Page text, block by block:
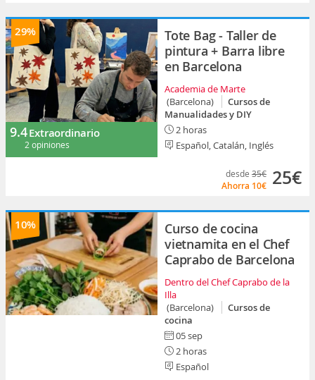
29%
9.4Extraordinario
2 opiniones
Tote Bag - Taller de
pintura + Barra libre
en Barcelona
Academia de Marte
(Barcelona)
Cursos de
Manualidades y DIY
2 horas
Español, Catalán, Inglés
desde 35€
Ahorra 10€ 25€
10%
Curso de cocina
vietnamita en el Chef
Caprabo de Barcelona
Dentro del Chef Caprabo de la
Illa
(Barcelona)
Cursos de
cocina
05 sep
2 horas
Español